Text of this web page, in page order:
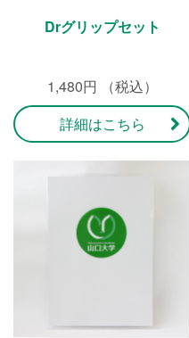
Drグリップセット
1,480円 （税込）
詳細はこちら